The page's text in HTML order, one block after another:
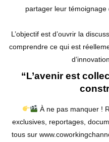
partager leur témoignage
L’objectif est d’ouvrir la
comprendre ce qui est
“L’avenir est
À ne pas manquer !
exclusives, reportages,
tous sur